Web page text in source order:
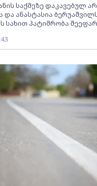
საქმეზე დაკავებულ
და ანასტასია
სახით პატიმრობა